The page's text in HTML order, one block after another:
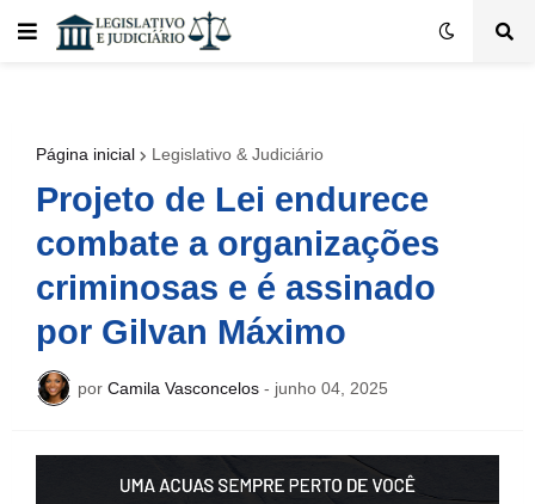
Página inicial Legislativo & Judiciário
Projeto de Lei endurece
combate a organizações
criminosas e é assinado
por Gilvan Máximo
por Camila Vasconcelos - junho 04, 2025